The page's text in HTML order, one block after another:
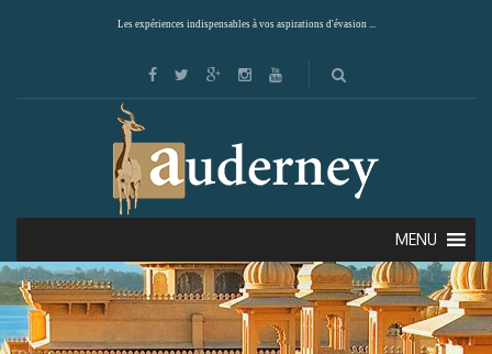
Les expériences indispensables à vos aspirations d'évasion ...
MENU